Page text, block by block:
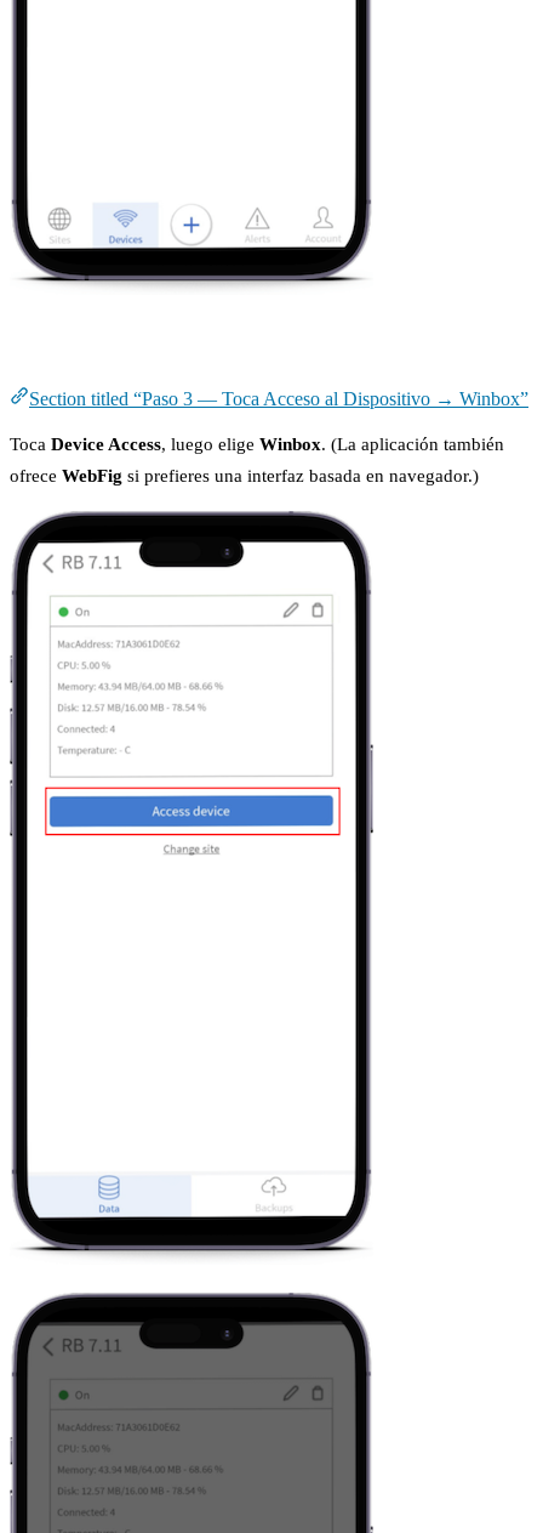
Section titled “Paso 3 — Toca Acceso al Dispositivo → Winbox”
Toca Device Access, luego elige Winbox. (La aplicación también
ofrece WebFig si prefieres una interfaz basada en navegador.)